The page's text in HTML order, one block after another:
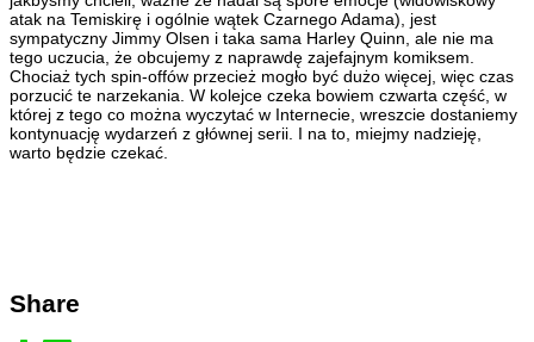
atak na Temiskirę i ogólnie wątek Czarnego Adama), jest
sympatyczny Jimmy Olsen i taka sama Harley Quinn, ale nie ma
tego uczucia, że obcujemy z naprawdę zajefajnym komiksem.
Chociaż tych spin-offów przecież mogło być dużo więcej, więc czas
porzucić te narzekania. W kolejce czeka bowiem czwarta część, w
której z tego co można wyczytać w Internecie, wreszcie dostaniemy
kontynuację wydarzeń z głównej serii. I na to, miejmy nadzieję,
warto będzie czekać.
Share